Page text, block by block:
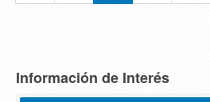
Información de Interés